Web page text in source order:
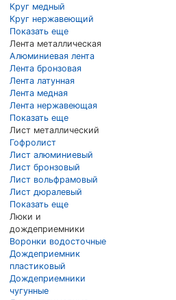
Круг медный
Круг нержавеющий
Показать еще
Лента металлическая
Алюминиевая лента
Лента бронзовая
Лента латунная
Лента медная
Лента нержавеющая
Показать еще
Лист металлический
Гофролист
Лист алюминиевый
Лист бронзовый
Лист вольфрамовый
Лист дюралевый
Показать еще
Люки и
дождеприемники
Воронки водосточные
Дождеприемник
пластиковый
Дождеприемники
чугунные